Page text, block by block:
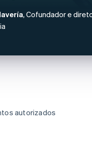
autorizados
, Cofundador e